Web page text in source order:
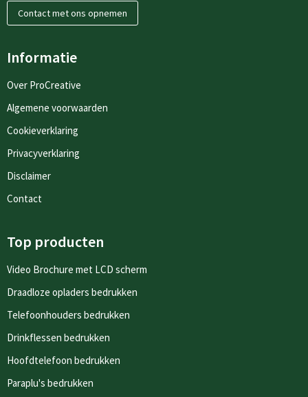
Contact met ons opnemen
Informatie
Over ProCreative
Algemene voorwaarden
Cookieverklaring
Privacyverklaring
Disclaimer
Contact
Top producten
Video Brochure met LCD scherm
Draadloze opladers bedrukken
Telefoonhouders bedrukken
Drinkflessen bedrukken
Hoofdtelefoon bedrukken
Paraplu's bedrukken